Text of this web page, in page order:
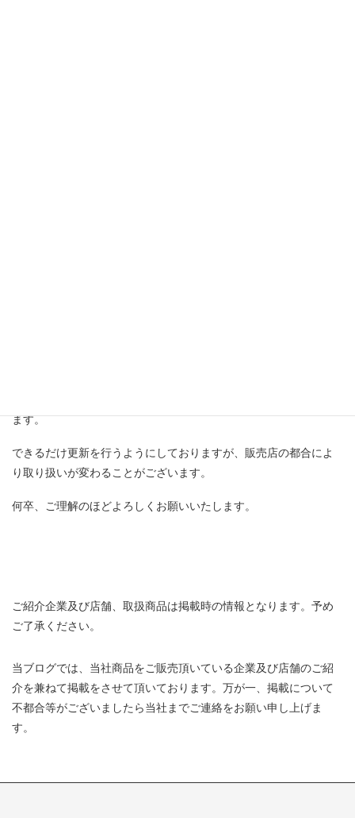
ます。
できるだけ更新を行うようにしておりますが、販売店の都合によ
り取り扱いが変わることがございます。
何卒、ご理解のほどよろしくお願いいたします。
ご紹介企業及び店舗、取扱商品は掲載時の情報となります。予め
ご了承ください。
当ブログでは、当社商品をご販売頂いている企業及び店舗のご紹
介を兼ねて掲載をさせて頂いております。万が一、掲載について
不都合等がございましたら当社までご連絡をお願い申し上げま
す。